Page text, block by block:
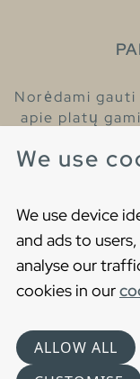
We use
We use device
and ads to
analyse our
cookies in our
ALLOW ALL
Norėdami
apie platų